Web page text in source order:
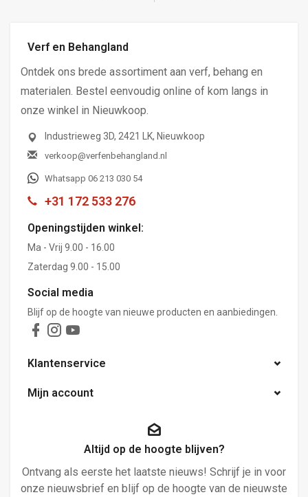
Verf en Behangland
Ontdek ons brede assortiment aan verf, behang en
materialen. Bestel eenvoudig online of kom langs in
onze winkel in Nieuwkoop.
Industrieweg 3D, 2421 LK, Nieuwkoop
verkoop@verfenbehangland.nl
Whatsapp 06 213 030 54
+31 172 533 276
Openingstijden winkel:
Ma - Vrij 9.00 - 16.00
Zaterdag 9.00 - 15.00
Social media
Blijf op de hoogte van nieuwe producten en aanbiedingen.
Klantenservice
Mijn account
Altijd op de hoogte blijven?
Ontvang als eerste het laatste nieuws! Schrijf je in voor
onze nieuwsbrief en blijf op de hoogte van de nieuwste